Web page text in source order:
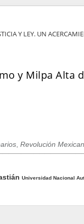
Y LEY. UN
y Milpa Alta
, Revolución
Universidad Nacional